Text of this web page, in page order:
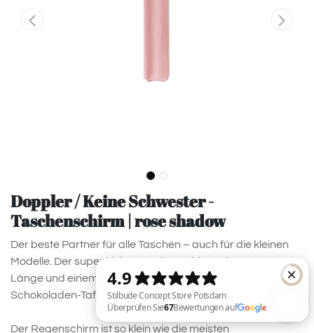
Doppler / Keine Schwester -
Taschenschirm | rose shadow
Der beste Partner für alle Taschen – auch für die kleinen
Modelle. Der super kleine Taschenschirm mit nur 21 cm
Länge und einem Gewicht von weniger als einer
Schokoladen-Tafel.
Der Regenschirm ist so klein wie die meisten